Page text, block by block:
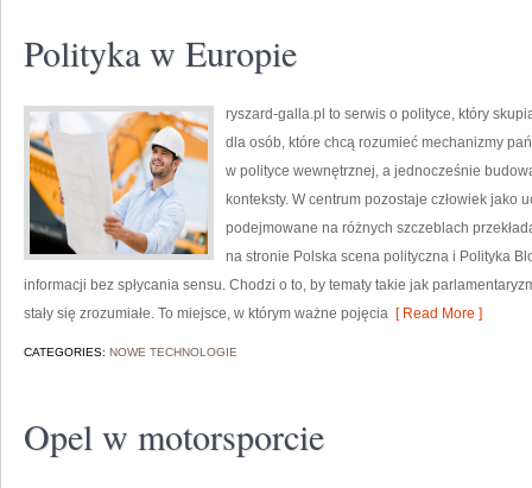
Polityka w Europie
ryszard-galla.pl to serwis o polityce, który
dla osób, które chcą rozumieć mechanizmy
w polityce wewnętrznej, a jednocześnie
konteksty. W centrum pozostaje człowiek jako
podejmowane na różnych szczeblach
na stronie Polska scena polityczna i Polityka
informacji bez spłycania sensu. Chodzi o to, by tematy takie jak
stały się zrozumiałe. To miejsce, w którym ważne pojęcia [ Read More ]
CATEGORIES: NOWE TECHNOLOGIE
Opel w motorsporcie